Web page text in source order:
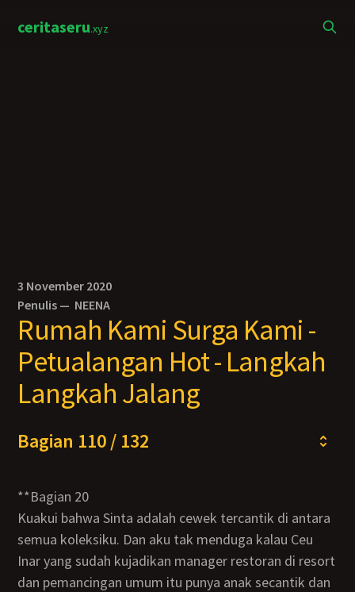
ceritaseru.xyz
3 November 2020
Penulis — NEENA
Rumah Kami Surga Kami -
Petualangan Hot - Langkah
Langkah Jalang
Bagian 110 / 132
**Bagian 20
Kuakui bahwa Sinta adalah cewek tercantik di antara
semua koleksiku. Dan aku tak menduga kalau Ceu
Inar yang sudah kujadikan manager restoran di resort
dan pemancingan umum itu punya anak secantik dan